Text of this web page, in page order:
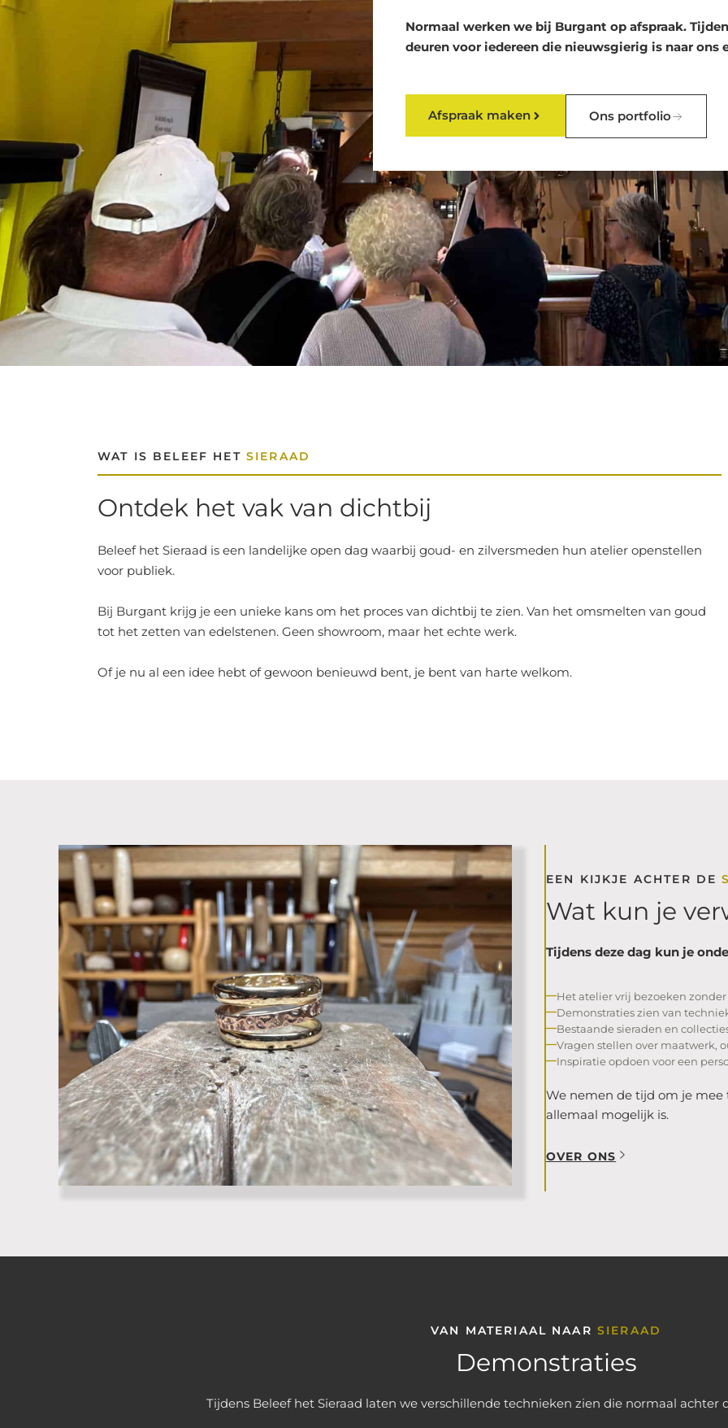
Normaal werken we bij Burgant op afspraak.
deuren voor iedereen die nieuwsgierig is naar ons
Afspraak maken Ons portfolio
WAT IS BELEEF HET SIERAAD
Ontdek het vak van dichtbij
Beleef het Sieraad is een landelijke open dag waarbij goud- en zilversmeden hun atelier openstellen
voor publiek.
Bij Burgant krijg je een unieke kans om het proces van dichtbij te zien. Van het omsmelten van goud
tot het zetten van edelstenen. Geen showroom, maar het echte werk.
Of je nu al een idee hebt of gewoon benieuwd bent, je bent van harte welkom.
EEN KIJKJE ACHTER DE
Wat kun je
Tijdens deze dag kun je
Het atelier vrij bezoeken zonder
Demonstraties zien van
Bestaande sieraden en
Vragen stellen over maatwerk,
Inspiratie opdoen voor een
We nemen de tijd om je
allemaal mogelijk is.
OVER ONS
VAN MATERIAAL NAAR SIERAAD
Demonstraties
Tijdens Beleef het Sieraad laten we verschillende technieken zien die normaal achter